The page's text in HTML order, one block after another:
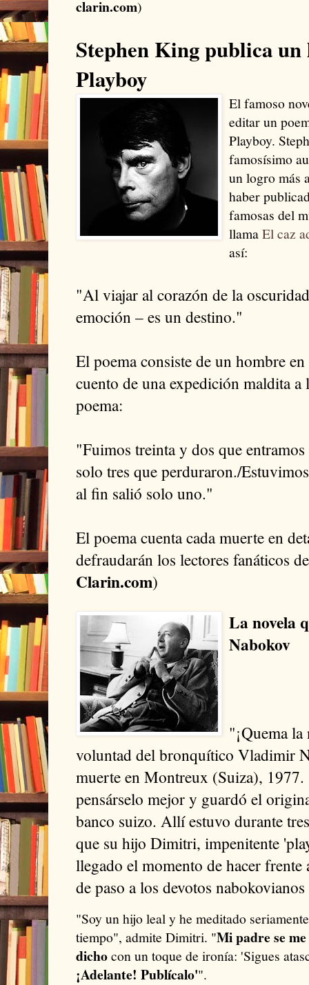
clarin.com)
Stephen King publica un
Playboy
El famoso
editar un
Playboy.
famosísimo
un logro más
haber
famosas del
llamaEl caz
así:
"Al viajar al corazón de la
emoción – es un destino."
El poema consiste de un hombre
cuento de una expedición maldita
poema:
"Fuimos treinta y dos que
solo tres que perduraron./
al fin salió solo uno."
El poema cuenta cada muerte en
defraudarán los lectores fanáticos
Clarin.com)
La novela
Nabokov
"¡Quema
voluntad del bronquítico Vladimir
muerte en Montreux (Suiza),
pensárselo mejor y guardó el
banco suizo. Allí estuvo durante
que su hijo Dimitri, impenitente
llegado el momento de hacer frente
de paso a los devotos
"Soy un hijo leal y he meditado
tiempo", admite Dimitri. "Mi padre se
dichocon un toque de ironía: 'Sigues
¡Adelante! Publícalo'".